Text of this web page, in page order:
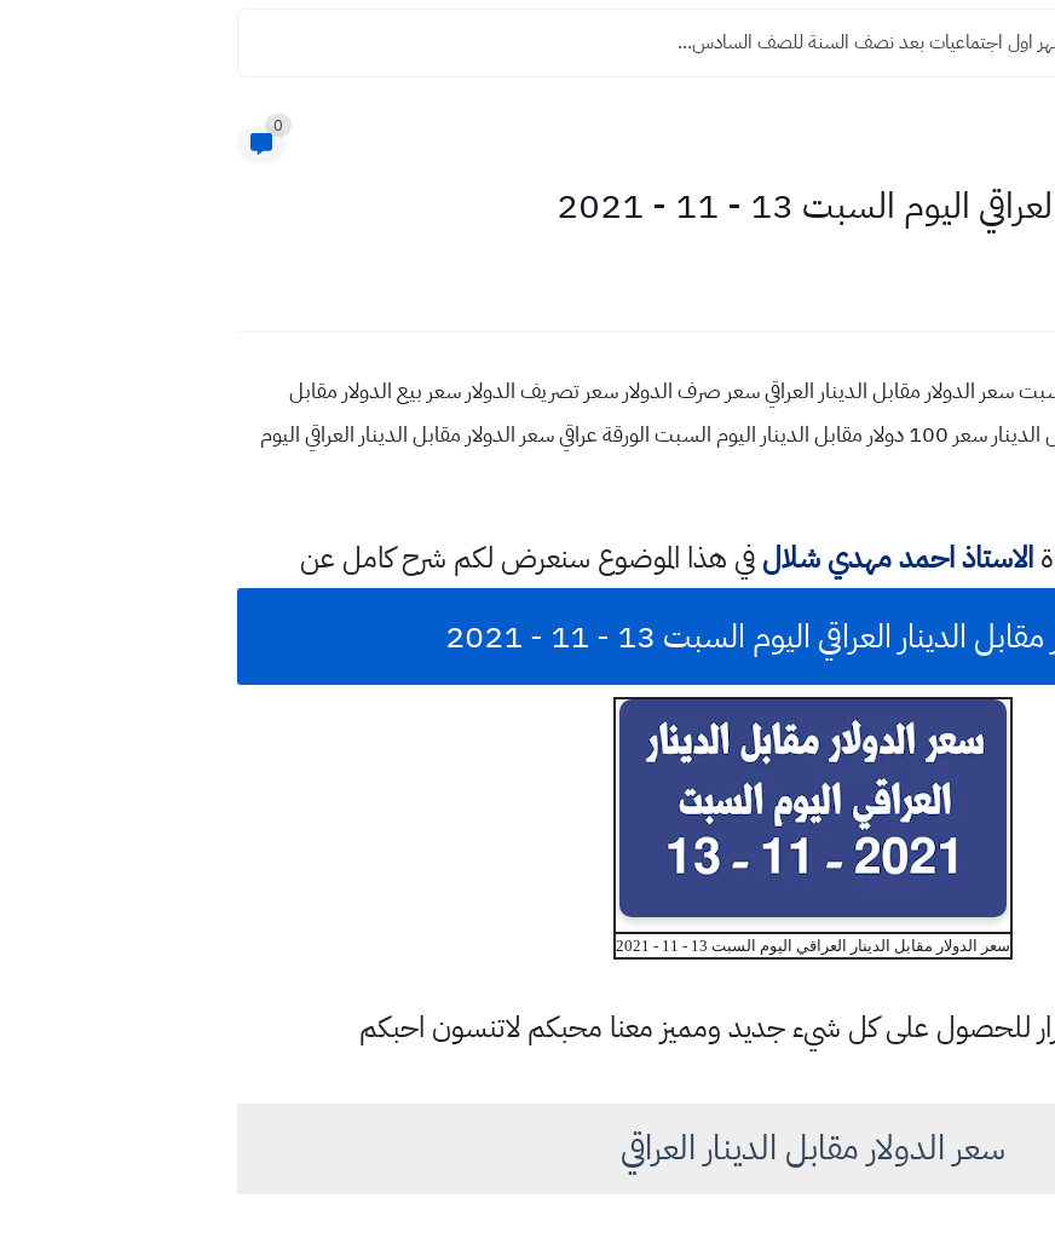
اول اجتماعيات بعد نصف السنة للصف السادس...
0
السبت 13 - 11 - 2021
في العراق 13 - 11 - 2021 السبت سعر الدولار مقابل الدينار العراقي سعر صرف الدولار سعر تصريف الدولار سعر بيع الدولار مقابل
الدينار العراقي يوم السبت شراء الدولار مقابل الدينار سعر 100 دولار مقابل الدينار اليوم السبت الورقة عراقي سعر الدولار مقابل الدينار العراقي اليوم
الاستاذ احمد مهدي شلالفي هذا الموضوع سنعرض لكم شرح كامل عن
الدينار العراقي اليوم السبت 13 - 11 - 2021
سعر الدولار مقابل الدينار العراقي اليوم السبت 13 - 11 - 2021
للحصول على كل شيء جديد ومميز معنا محبكم لاتنسون احبكم
سعر الدولار مقابل الدينار العراقي